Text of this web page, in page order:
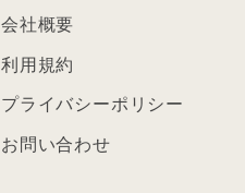
会社概要
利用規約
プライバシーポリシー
お問い合わせ